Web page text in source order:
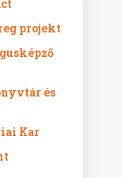
projekt
és
Kar